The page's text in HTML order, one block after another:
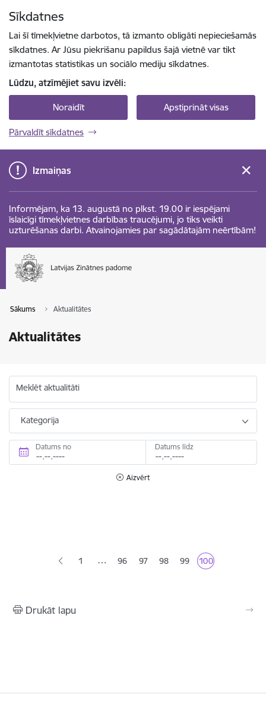
Sīkdatnes
Lai šī tīmekļvietne darbotos, tā izmanto obligāti nepieciešamās
sīkdatnes. Ar Jūsu piekrišanu papildus šajā vietnē var tikt
izmantotas statistikas un sociālo mediju sīkdatnes.
Lūdzu, atzīmējiet savu izvēli:
Noraidīt Apstiprināt visas
Pārvaldīt sīkdatnes
Izmaiņas
Informējam, ka 13. augustā no plkst. 19.00 ir iespējami
īslaicīgi tīmekļvietnes darbības traucējumi, jo tiks veikti
uzturēšanas darbi. Atvainojamies par sagādātajām neērtībām!
Sākums Aktualitātes
Aktualitātes
Meklēt aktualitāti
Kategorija
Datums no Datums līdz
Aizvērt
1 … Lapa
96 Lapa
97 Lapa
98 Lapa
99 Pašreizējā lapa
100
Drukāt lapu